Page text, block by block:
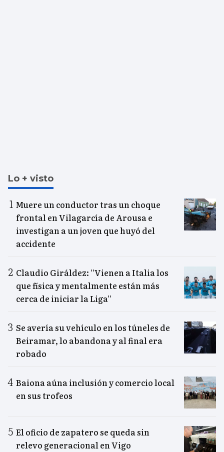
Lo + visto
Muere un conductor tras un choque
frontal en Vilagarcía de Arousa e
investigan a un joven que huyó del
accidente
Claudio Giráldez: “Vienen a Italia los
que física y mentalmente están más
cerca de iniciar la Liga”
Se avería su vehículo en los túneles de
Beiramar, lo abandona y al final era
robado
Baiona aúna inclusión y comercio local
en sus trofeos
El oficio de zapatero se queda sin
relevo generacional en Vigo